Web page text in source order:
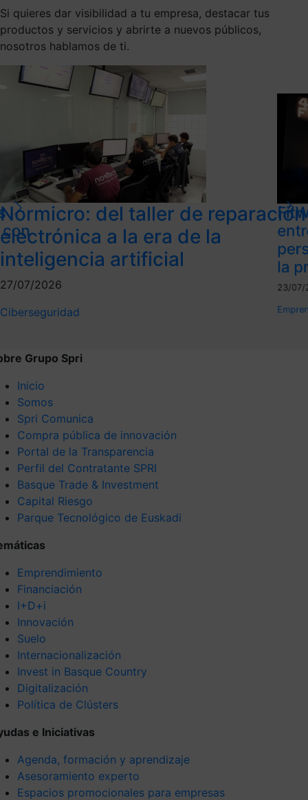
Si quieres dar visibilidad a tu empresa, destacar tus
productos y servicios y abrirte a nuevos públicos,
nosotros hablamos de ti.
Normicro: del taller de reparación
electrónica a la era de la
inteligencia artificial
27/07/2026
Ciberseguridad
la
23/07/
Grupo Spri
Inicio
Somos
Spri Comunica
Compra pública de innovación
Portal de la Transparencia
Perfil del Contratante SPRI
Basque Trade & Investment
Capital Riesgo
Parque Tecnológico de Euskadi
Emprendimiento
Financiación
I+D+i
Innovación
Suelo
Internacionalización
Invest in Basque Country
Digitalización
Política de Clústers
e Iniciativas
Agenda, formación y aprendizaje
Asesoramiento experto
Espacios promocionales para empresas